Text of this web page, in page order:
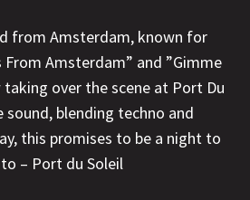
from Amsterdam, known for
Amsterdam” and ”Gimme
taking over the scene at Port Du
sound, blending techno and
this promises to be a night to
– Port du Soleil